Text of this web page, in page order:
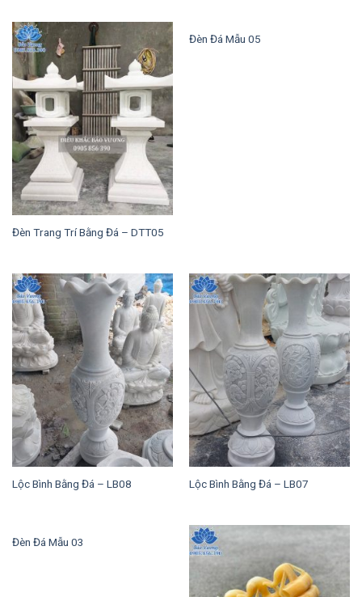
Đèn Trang Trí Bằng Đá – DTT05
Đèn Đá Mẫu 05
Lộc Bình Bằng Đá – LB08 Lộc Bình Bằng Đá – LB07
Đèn Đá Mẫu 03